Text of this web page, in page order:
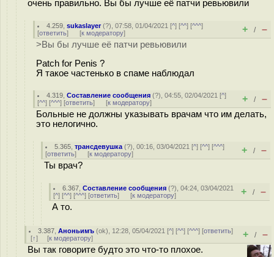
очень правильно. Вы бы лучше её патчи ревьювили
4.259 ,sukaslayer(?), 07:58, 01/04/2021 [^] [^^] [^^^]
[ответить] [к модератору] + / –
>Вы бы лучше её патчи ревьювили
Patch for Penis ?
Я такое частенько в спаме наблюдал
4.319 ,Составление сообщения (?), 04:55, 02/04/2021 [^]
[^^] [^^^] [ответить] [к модератору] + / –
Больные не должны указывать врачам что им делать,
это нелогично.
5.365 ,трансдевушка (?), 00:16, 03/04/2021 [^] [^^] [^^^]
[ответить] [к модератору] + / –
Ты врач?
6.367 ,Составление сообщения (?), 04:24, 03/04/2021
[^] [^^] [^^^] [ответить] [к модератору] + / –
А то.
3.387 ,Аноньимъ (ok), 12:28, 05/04/2021 [^] [^^] [^^^] [ответить]
[↑] [к модератору] + / –
Вы так говорите будто это что-то плохое.